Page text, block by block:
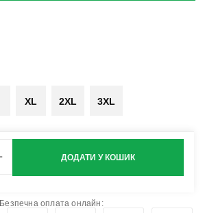
XL 2XL 3XL
ДОДАТИ У КОШИК
Безпечна оплата онлайн: